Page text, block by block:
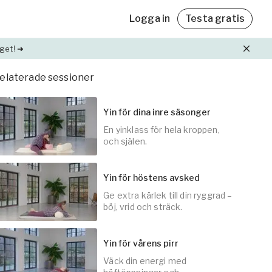
Friskvårdsbidrag
Med Yogobe Flex kan du använda hela
friskvårdsbidraget – till sista kronan!
Läs mer
Friskvårdsbidrag
Med Yogobe Flex kan du använda hela
friskvårdsbidraget – till sista kronan!
Läs mer
Logga in Testa gratis
➜
sessioner
60min
Yin för dina inre säsonger
En yinklass för hela kroppen,
och själen.
30min
Yin för höstens avsked
Ge extra kärlek till din ryggrad –
böj, vrid och sträck.
Yin för vårens pirr
Väck din energi med